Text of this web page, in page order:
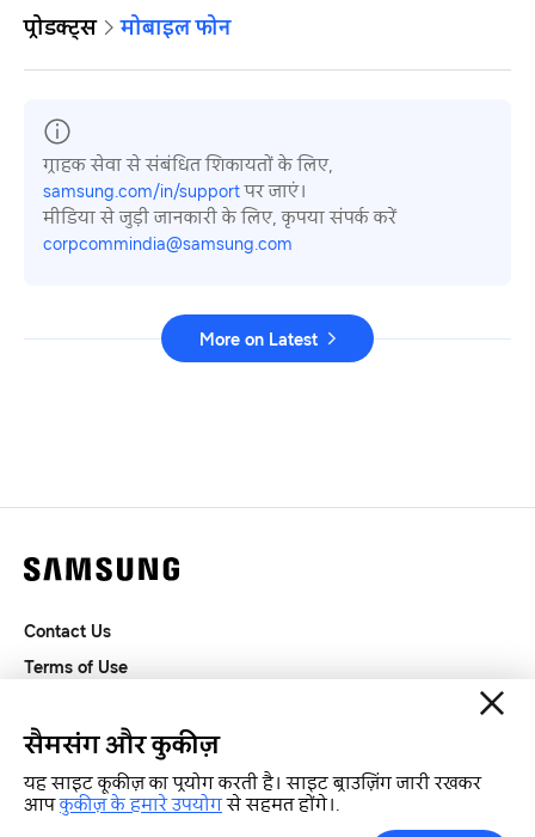
प्रोडक्ट्स मोबाइल फोन
ग्राहक सेवा से संबंधित शिकायतों के लिए,
samsung.com/in/supportपर जाएं।
मीडिया से जुड़ी जानकारी के लिए, कृपया संपर्क करें
corpcommindia@samsung.com
More on Latest
Contact Us
Terms of Use
SAMSUNG.COM
Copyright© SAMSUNG All Rights Reserved.
सैमसंग और कुकीज़
यह साइट कूकीज़ का प्रयोग करती है। साइट ब्राउज़िंग जारी रखकर
आपकुकीज़ के हमारे उपयोगसे सहमत होंगे।.